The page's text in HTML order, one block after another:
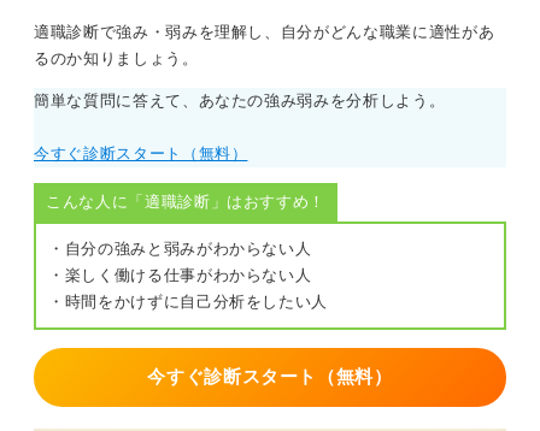
0
適職診断で強み・弱みを理解し、自分がどんな職業に適性があ
るのか知りましょう。
簡単な質問に答えて、あなたの強み弱みを分析しよう。
今すぐ診断スタート（無料）
こんな人に「適職診断」はおすすめ！
・自分の強みと弱みがわからない人
・楽しく働ける仕事がわからない人
・時間をかけずに自己分析をしたい人
今すぐ診断スタート（無料）